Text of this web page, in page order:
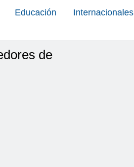
Educación Internacionales
de